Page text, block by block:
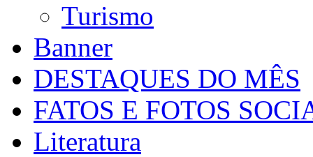
Turismo
Banner
DESTAQUES DO MÊS
FATOS E FOTOS
Literatura